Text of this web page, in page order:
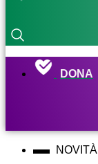
DONA